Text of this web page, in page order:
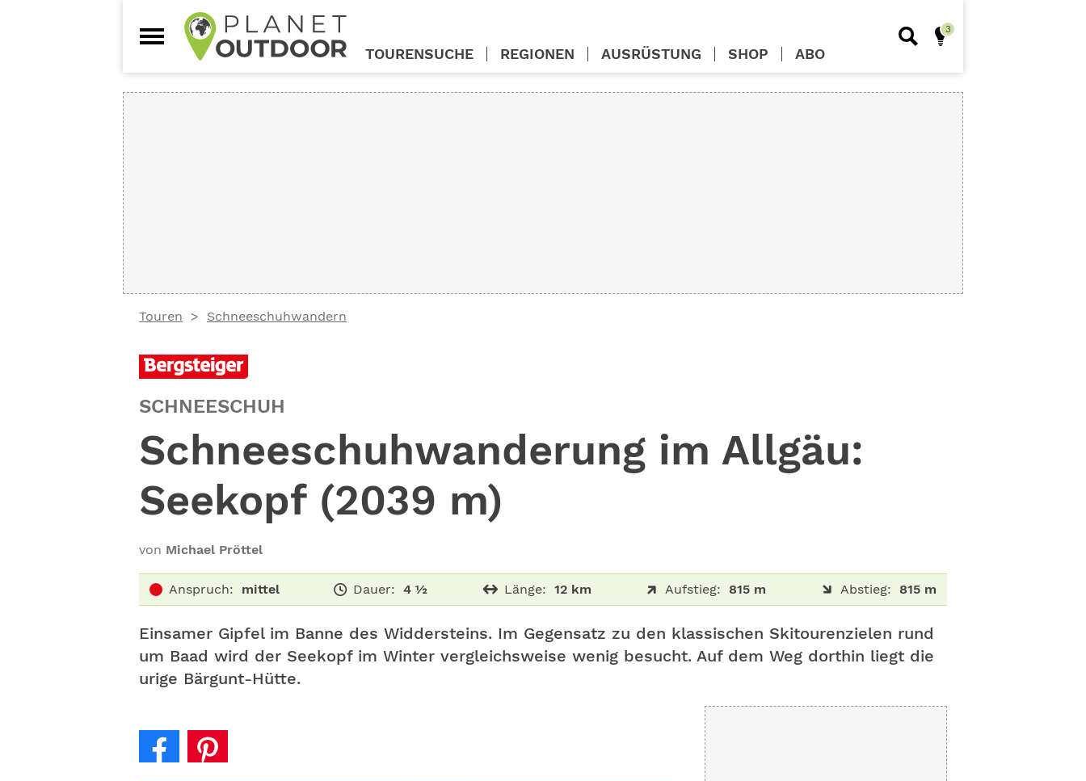
Touren Schneeschuhwandern
SCHNEESCHUH
Schneeschuhwanderung im Allgäu:
Seekopf (2039 m)
von Michael Pröttel
Anspruch: mittel Dauer: 4 ½ Länge: 12 km Aufstieg: 815 m Abstieg: 815 m
Einsamer Gipfel im Banne des Widdersteins. Im Gegensatz zu den klassischen Skitourenzielen rund
um Baad wird der Seekopf im Winter vergleichsweise wenig besucht. Auf dem Weg dorthin liegt die
urige Bärgunt-Hütte.
TOURENSUCHE REGIONEN AUSRÜSTUNG SHOP ABO